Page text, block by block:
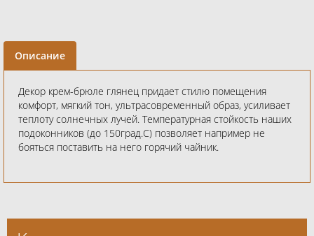
Описание
Декор крем-брюле глянец придает стилю помещения
комфорт, мягкий тон, ультрасовременный образ, усиливает
теплоту солнечных лучей. Температурная стойкость наших
подоконников (до 150град.С) позволяет например не
бояться поставить на него горячий чайник.